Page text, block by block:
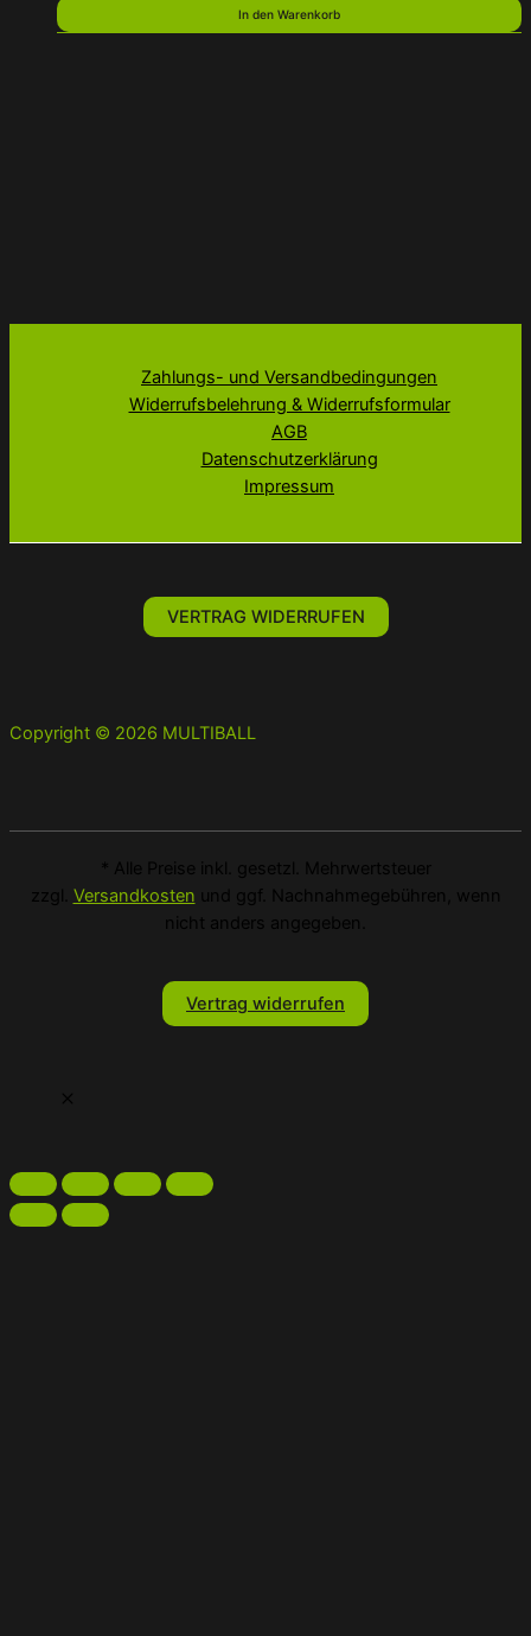
In den Warenkorb
Zahlungs- und Versandbedingungen
Widerrufsbelehrung & Widerrufsformular
AGB
Datenschutzerklärung
Impressum
VERTRAG WIDERRUFEN
Copyright © 2026 MULTIBALL
* Alle Preise inkl. gesetzl. Mehrwertsteuer
zzgl. Versandkosten und ggf. Nachnahmegebühren, wenn
nicht anders angegeben.
Vertrag widerrufen